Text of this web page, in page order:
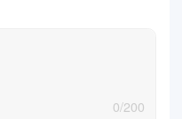
0/200